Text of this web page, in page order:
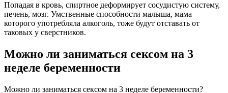
Попадая в кровь, спиртное деформирует сосудистую систему,
печень, мозг. Умственные способности малыша, мама
которого употребляла алкоголь, тоже будут отставать от
таковых у сверстников.
Можно ли заниматься сексом на 3
неделе беременности
Можно ли заниматься сексом на 3 неделе беременности?